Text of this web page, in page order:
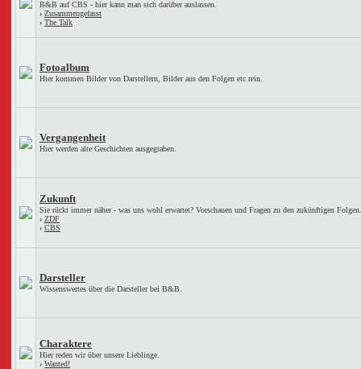
B&B auf CBS - hier kann man sich darüber auslassen.
› Zusammengefasst
› The Talk
Fotoalbum
Hier kommen Bilder von Darstellern, Bilder aus den Folgen etc rein.
Vergangenheit
Hier werden alte Geschichten ausgegraben.
Zukunft
Sie rückt immer näher - was uns wohl erwartet? Vorschauen und Fragen zu den zukünftigen Folgen.
› ZDF
› CBS
Darsteller
Wissenswertes über die Darsteller bei B&B.
Charaktere
Hier reden wir über unsere Lieblinge.
› Wanted!